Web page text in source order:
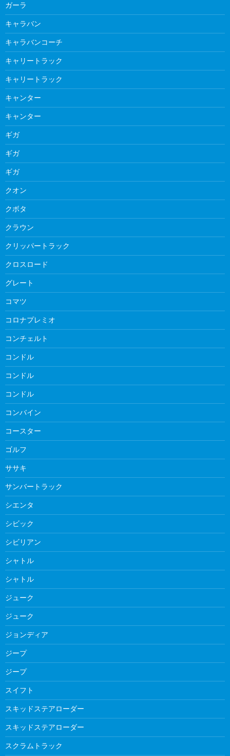
ガーラ
キャラバン
キャラバンコーチ
キャリートラック
キャリートラック
キャンター
キャンター
ギガ
ギガ
ギガ
クオン
クボタ
クラウン
クリッパートラック
クロスロード
グレート
コマツ
コロナプレミオ
コンチェルト
コンドル
コンドル
コンドル
コンバイン
コースター
ゴルフ
ササキ
サンバートラック
シエンタ
シビック
シビリアン
シャトル
シャトル
ジューク
ジューク
ジョンディア
ジープ
ジープ
スイフト
スキッドステアローダー
スキッドステアローダー
スクラムトラック